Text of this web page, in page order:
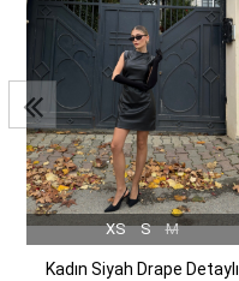
XS S M
Kadın Siyah Drape Detaylı